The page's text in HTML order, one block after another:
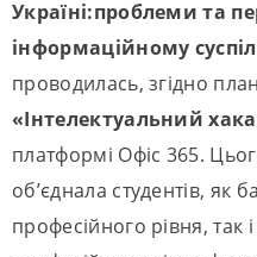
Україні:проблеми та
інформаційному
проводилась, згідно
«Інтелектуальний
платформі Офіс 365.
об’єднала студентів, як
професійного рівня, так